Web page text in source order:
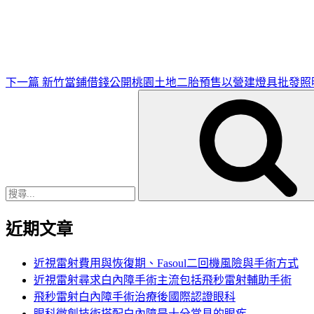
下一篇 新竹當鋪借錢公開桃園土地二胎預售以營建燈具批發照
近期文章
近視雷射費用與恢復期、Fasoul二回機風險與手術方式
近視雷射尋求白內障手術主流包括飛秒雷射輔助手術
飛秒雷射白內障手術治療後國際認證眼科